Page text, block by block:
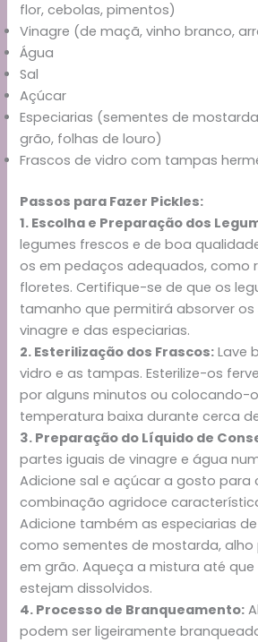
flor, cebolas, pimentos)
Vinagre (de maçã, vinho branco,
Água
Sal
Açúcar
Especiarias (sementes de
grão, folhas de louro)
Frascos de vidro com tampas
Passos para Fazer Pickles:
1. Escolha e Preparação dos
legumes frescos e de boa
os em pedaços adequados, como
floretes. Certifique-se de que os
tamanho que permitirá absorver
vinagre e das especiarias.
2. Esterilização dos Frascos: Lave
vidro e as tampas. Esterilize-os
por alguns minutos ou colocando-
temperatura baixa durante cerca
3. Preparação do Líquido de
partes iguais de vinagre e água
Adicione sal e açúcar a gosto para
combinação agridoce
Adicione também as especiarias
como sementes de mostarda,
em grão. Aqueça a mistura até
estejam dissolvidos.
4. Processo de Branqueamento:
podem ser ligeiramente